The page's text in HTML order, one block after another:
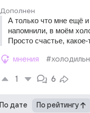
Дополнен
А только что мне ещё
напомнили, в моём
Просто счастье, какое-
мнения
1 6
По дате По рейтингу